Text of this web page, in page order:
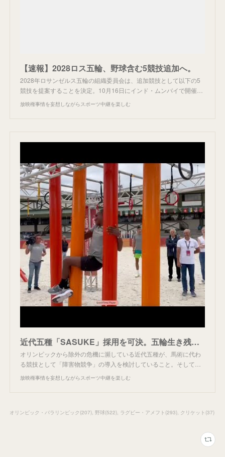
【速報】2028ロス五輪、野球含む5競技追加へ。
2028年ロサンゼルス五輪の組織委員会は、追加競技として以下の5
競技を提案することを決定。10月16日にインド・ムンバイで開催…
放映権事情を妄想しながらスポーツ中継を楽しむ
近代五種「SASUKE」採用を可決。五輪生き残りに必死。
オリンピックから除外の危機に瀕している近代五種が、馬術に代わ
る競技として「障害物競争」の導入を検討していること。そして…
放映権事情を妄想しながらスポーツ中継を楽しむ
オリンピック・パラリンピック (207) 野球(522) ラグビー・アメフト (293) クリケット (37)